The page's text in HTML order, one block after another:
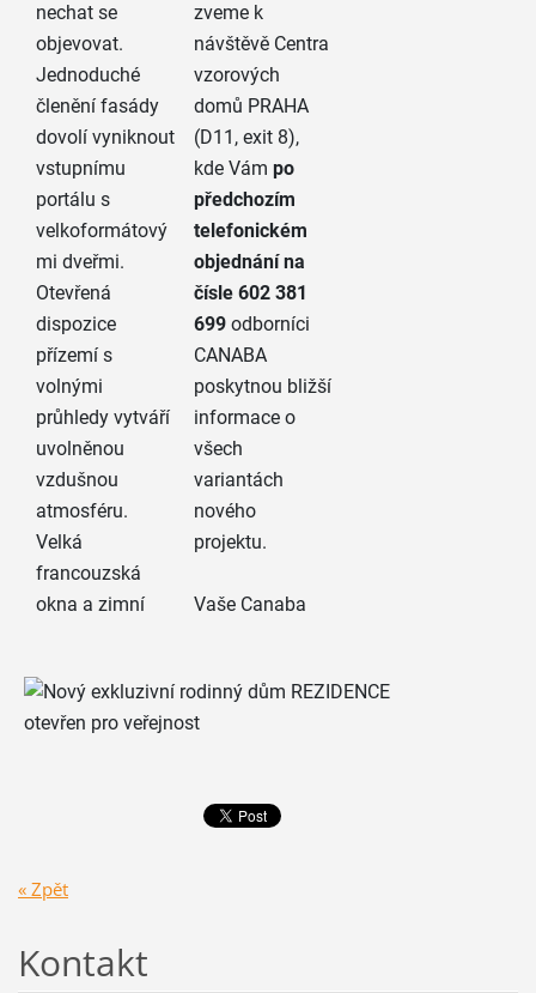
nechat se
objevovat.
Jednoduché
členění fasády
dovolí vyniknout
vstupnímu
portálu s
velkoformátový
mi dveřmi.
Otevřená
dispozice
přízemí s
volnými
průhledy vytváří
uvolněnou
vzdušnou
atmosféru.
Velká
francouzská
okna a zimní
zveme k
návštěvě Centra
vzorových
domů PRAHA
(D11, exit 8),
kde Vámpo
předchozím
telefonickém
objednání na
čísle 602 381
699 odborníci
CANABA
poskytnou bližší
informace o
všech
variantách
nového
projektu.
Vaše Canaba
« Zpět
Kontakt